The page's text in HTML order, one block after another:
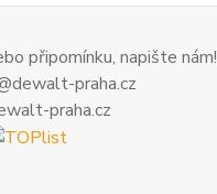
připomínku, napište nám!
praha.cz
praha.cz